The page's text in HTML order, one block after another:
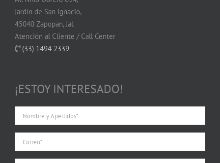
Jardín de San Ignacio,
45040 Zapopan, Jal.
Atención al Cliente / Call Center
(33) 1494 2339
¡ESTOY INTERESADO!